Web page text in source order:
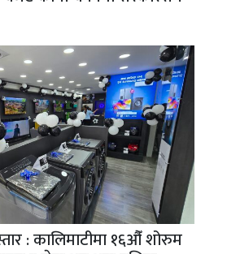
: कालिमाटीमा १६औँ शोरुम